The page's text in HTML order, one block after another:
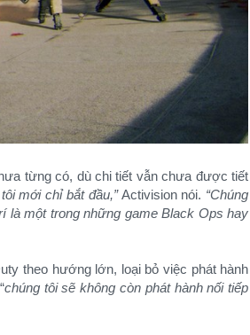
từng có, dù chi tiết vẫn chưa được tiết
mới chỉ bắt đầu,”Activision nói. “Chúng
là một trong những game Black Ops hay
theo hướng lớn, loại bỏ việc phát hành
chúng tôi sẽ không còn phát hành nối tiếp